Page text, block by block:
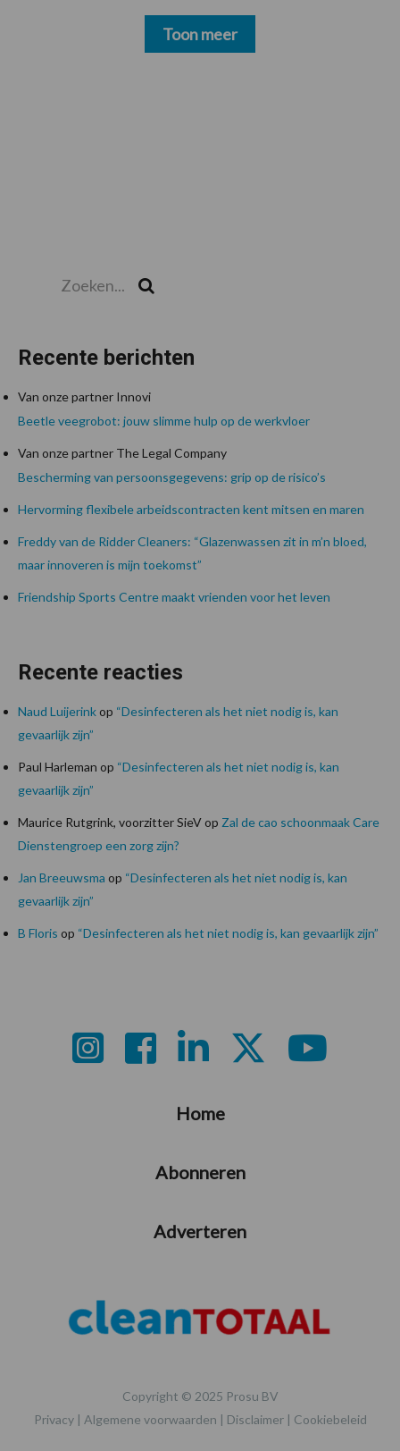
Toon meer
Recente berichten
Van onze partner Innovi
Beetle veegrobot: jouw slimme hulp op de werkvloer
Van onze partner The Legal Company
Bescherming van persoonsgegevens: grip op de risico’s
Hervorming flexibele arbeidscontracten kent mitsen en maren
Freddy van de Ridder Cleaners: “Glazenwassen zit in m’n bloed,
maar innoveren is mijn toekomst”
Friendship Sports Centre maakt vrienden voor het leven
Recente reacties
Naud Luijerinkop “Desinfecteren als het niet nodig is, kan
gevaarlijk zijn”
Paul Harleman op “Desinfecteren als het niet nodig is, kan
gevaarlijk zijn”
Maurice Rutgrink, voorzitter SieVop Zal de cao schoonmaak Care
Dienstengroep een zorg zijn?
Jan Breeuwsma op “Desinfecteren als het niet nodig is, kan
gevaarlijk zijn”
B Floris op “Desinfecteren als het niet nodig is, kan gevaarlijk zijn”
Home
Abonneren
Adverteren
Copyright © 2025 Prosu BV
Privacy| Algemene voorwaarden | Disclaimer| Cookiebeleid